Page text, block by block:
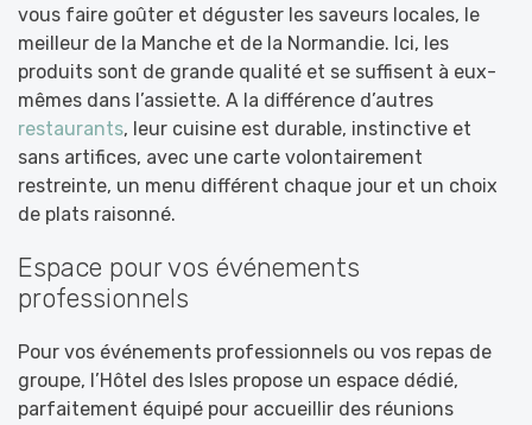
vous faire goûter et déguster les saveurs locales, le
meilleur de la Manche et de la Normandie. Ici, les
produits sont de grande qualité et se suffisent à eux-
mêmes dans l’assiette. A la différence d’autres
restaurants, leur cuisine est durable, instinctive et
sans artifices, avec une carte volontairement
restreinte, un menu différent chaque jour et un choix
de plats raisonné.
Espace pour vos événements
professionnels
Pour vos événements professionnels ou vos repas de
groupe, l’Hôtel des Isles propose un espace dédié,
parfaitement équipé pour accueillir des réunions